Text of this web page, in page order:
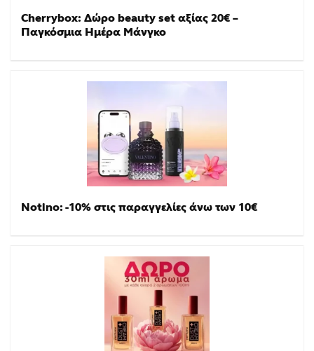
Cherrybox: Δώρο beauty set αξίας 20€ –
Παγκόσμια Ημέρα Μάνγκο
Notino: -10% στις παραγγελίες άνω των 10€